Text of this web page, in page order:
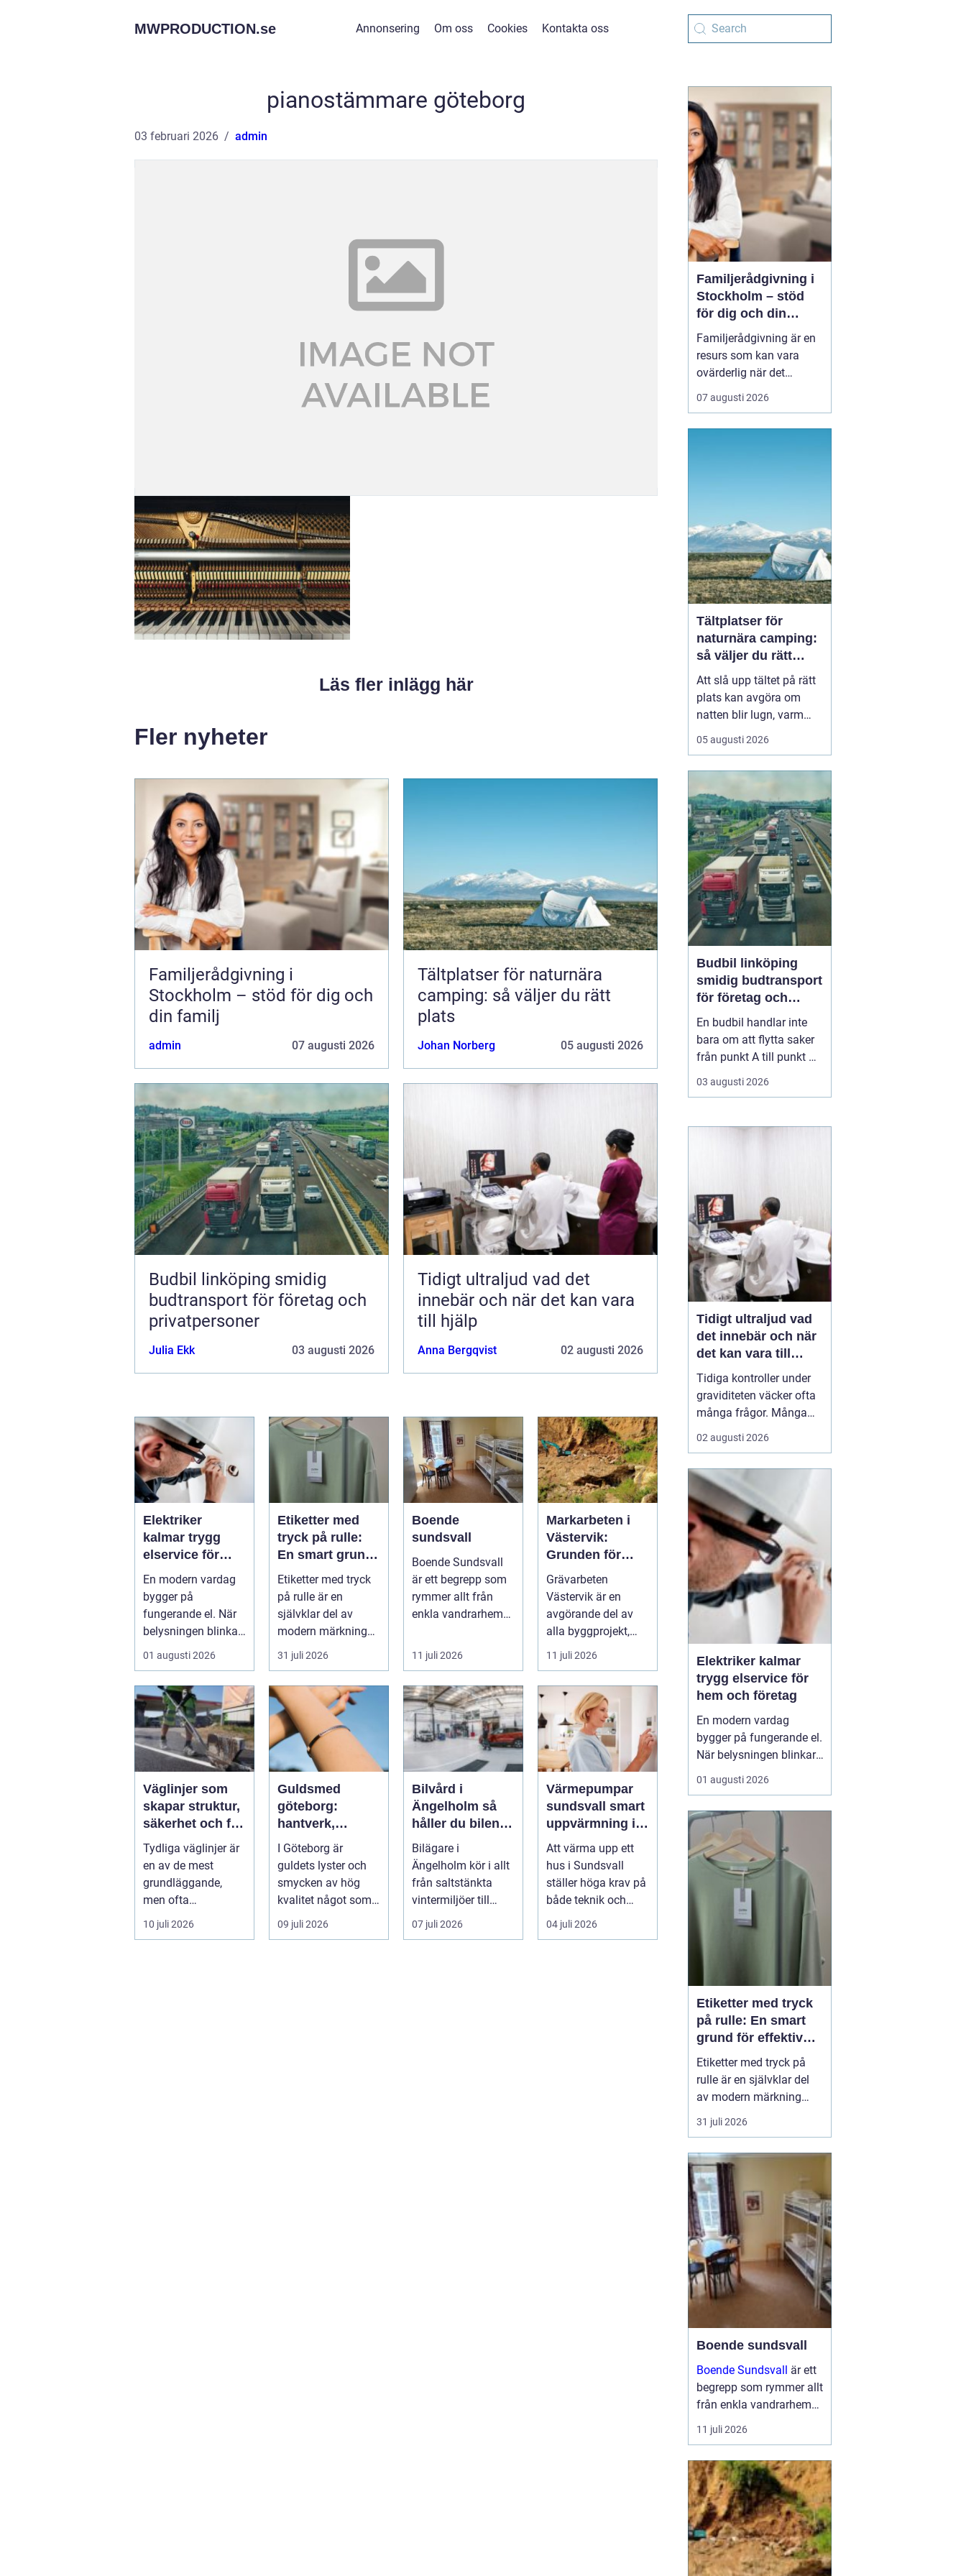
MWPRODUCTION.se Annonsering Om oss Cookies Kontakta oss
pianostämmare göteborg
03 februari 2026 admin
Läs fler inlägg här
Fler nyheter
Familjerådgivning i
Stockholm – stöd för dig och
din familj
admin 07 augusti 2026
Tältplatser för naturnära
camping: så väljer du rätt
plats
Johan Norberg 05 augusti 2026
Budbil linköping smidig
budtransport för företag och
privatpersoner
Julia Ekk 03 augusti 2026
Tidigt ultraljud vad det
innebär och när det kan vara
till hjälp
Anna Bergqvist 02 augusti 2026
Elektriker
kalmar trygg
elservice för
hem och företag
En modern vardag
bygger på
fungerande el. När
belysningen blinkar,
propparna går eller
en ny laddbox...
01 augusti 2026
Etiketter med
tryck på rulle:
En smart grund
för effektiv
märkning
Etiketter med tryck
på rulle är en
självklar del av
modern märkning
inom indust...
31 juli 2026
Boende
sundsvall
Boende Sundsvall
är ett begrepp som
rymmer allt från
enkla vandrarhem
långtidsboende...
11 juli 2026
Markarbeten i
Västervik:
Grunden för
hållbara
byggprojekt
Grävarbeten
Västervik är en
avgörande del av
alla byggprojekt,
oavsett om det ha...
11 juli 2026
Väglinjer som
skapar struktur,
säkerhet och flyt
i trafiken
Tydliga väglinjer är
en av de mest
grundläggande,
men ofta
underskattade,
delarna i
10 juli 2026
Guldsmed
göteborg:
hantverk,
kvalitet och
personlig
service
I Göteborg är
guldets lyster och
smycken av hög
kvalitet något som
lockar många. En
guldsmed i Göteb...
09 juli 2026
Bilvård i
Ängelholm så
håller du bilen i
toppskick året
runt
Bilägare i
Ängelholm kör i allt
från saltstänkta
vintermiljöer till
dammiga
sommarvägar. Bilen
07 juli 2026
Värmepumpar
sundsvall smart
uppvärmning i
hårt klimat
Att värma upp ett
hus i Sundsvall
ställer höga krav på
både teknik och
plånbok. Vintrarna
är långa, ...
04 juli 2026
Familjerådgivning i
Stockholm – stöd
för dig och din
familj
Familjerådgivning är en
resurs som kan vara
ovärderlig när det
uppstår problem eller
utmaningar inom
07 augusti 2026
Tältplatser för
naturnära camping:
så väljer du rätt
plats
Att slå upp tältet på rätt
plats kan avgöra om
natten blir lugn, varm
och trivsam eller kall,
blöt och stökig. När fler
och skärmar
tältplatser enenkel väg
till lugn, n...
05 augusti 2026
Budbil linköping
smidig budtransport
för företag och
privatpersoner
En budbil handlar inte
bara om att flytta saker
från punkt A till punkt B.
För många företag i
Linköping är den en
vardagens logistik. För
till tunga lyft som inte
få...
03 augusti 2026
Tidigt ultraljud vad
det innebär och när
det kan vara till
hjälp
Tidiga kontroller under
graviditeten väcker ofta
många frågor. Många
undrar när ultraljud kan
göras, vad som går att
undersökningen kan
säga något om barnets
hälsa. Tidigt ultraljud
har utvecklats mycket de
senaste åren och
används i dag bå...
02 augusti 2026
Elektriker kalmar
trygg elservice för
hem och företag
En modern vardag
bygger på fungerande el.
När belysningen blinkar,
propparna går eller en ny
laddbox ska på plats
lösningar. En kunnig
elektriker ser till att
anläggningen är säker,
laglig och anpassad
efter verkliga behov. I K...
01 augusti 2026
Etiketter med tryck
på rulle: En smart
grund för effektiv
märkning
Etiketter med tryck på
rulle är en självklar del
av modern märkning
inom industri, handel
och logistik. Oavsett om
handel eller tekniska
produkter krävs
lösningar som är
effektiva, drif...
31 juli 2026
Boende sundsvall
Boende Sundsvall är ett
begrepp som rymmer allt
från enkla vandrarhem
till hotell och
långtidsboenden, och
som passar många olika
behov och plånböcker.
Boende sundsvall för...
11 juli 2026